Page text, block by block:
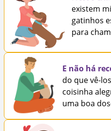
existem
gatinhos
para
E não há
do que vê-
coisinha
uma boa